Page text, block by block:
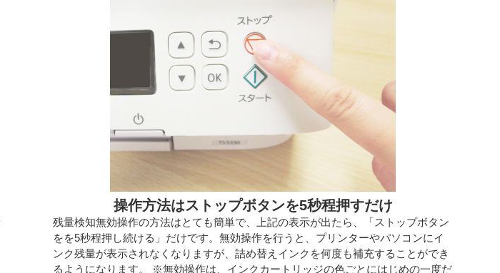
操作方法はストップボタンを5秒程押すだけ
残量検知無効操作の方法はとても簡単で、上記の表示が出たら、「ストップボタン
をを5秒程押し続ける」だけです。無効操作を行うと、プリンターやパソコンにイ
ンク残量が表示されなくなりますが、詰め替えインクを何度も補充することができ
るようになります。 ※無効操作は、インクカートリッジの色ごとにはじめの一度だ